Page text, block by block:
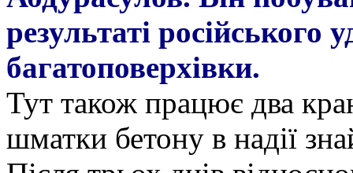
результаті російського
багатоповерхівки.
Тут також працює два
шматки бетону в надії